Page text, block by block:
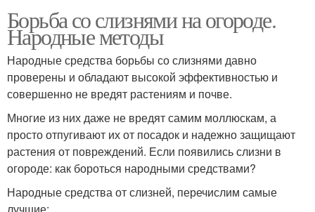
Борьба со слизнями на огороде.
Народные методы
Народные средства борьбы со слизнями давно
проверены и обладают высокой эффективностью и
совершенно не вредят растениям и почве.
Многие из них даже не вредят самим моллюскам, а
просто отпугивают их от посадок и надежно защищают
растения от повреждений. Если появились слизни в
огороде: как бороться народными средствами?
Народные средства от слизней, перечислим самые